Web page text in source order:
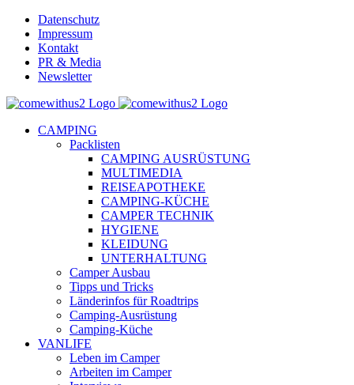
Skip
content
Datenschutz
Impressum
Kontakt
PR & Media
Newsletter
YouTube
Facebook
Twitter
Instagram
Pinterest
Email
CAMPING
Packlisten
CAMPING AUSRÜSTUNG
MULTIMEDIA
REISEAPOTHEKE
CAMPING-KÜCHE
CAMPER TECHNIK
HYGIENE
KLEIDUNG
UNTERHALTUNG
Camper Ausbau
Tipps und Tricks
Länderinfos für Roadtrips
Camping-Ausrüstung
Camping-Küche
VANLIFE
Leben im Camper
Arbeiten im Camper